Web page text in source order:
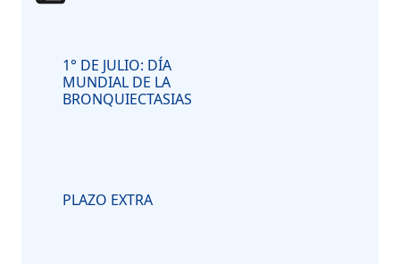
1° DE JULIO: DÍA
MUNDIAL DE LA
BRONQUIECTASIAS
PLAZO EXTRA